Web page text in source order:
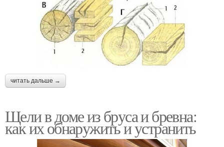
читать дальше →
Щели в доме из бруса и бревна:
как их обнаружить и устранить